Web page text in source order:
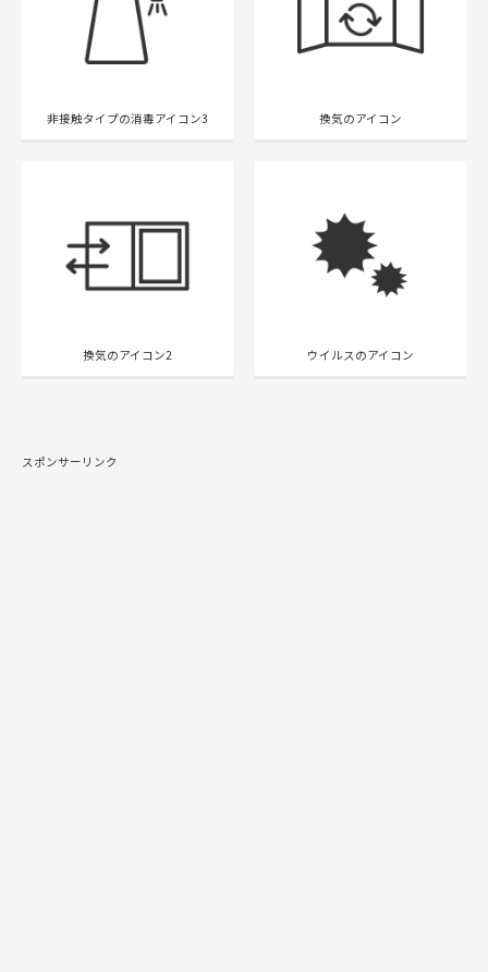
非接触タイプの消毒アイコン3 換気のアイコン
換気のアイコン2 ウイルスのアイコン
スポンサーリンク